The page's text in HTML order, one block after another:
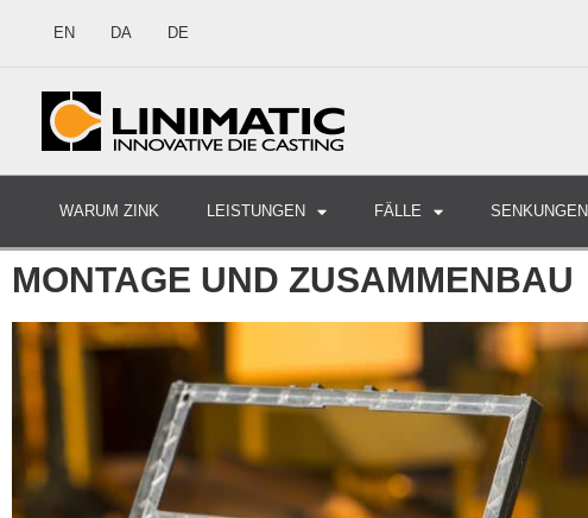
EN DA DE
WARUM ZINK LEISTUNGEN FÄLLE SENKUNGEN
MONTAGE UND ZUSAMMENBAU